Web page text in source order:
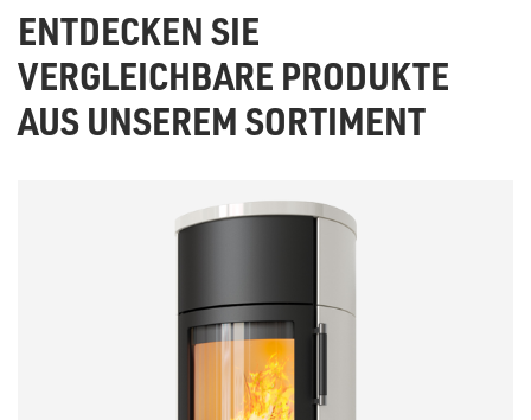
ENTDECKEN SIE
VERGLEICHBARE PRODUKTE
AUS UNSEREM SORTIMENT